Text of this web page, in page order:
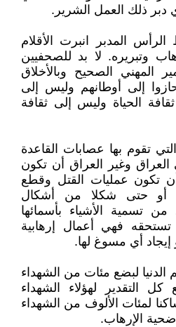
دبر ذلك العمل الشرير.
المدبر انبرت الأقلام
وتبريره. لا بد للصحفيين
المهني الصحيح وبالأخلاق
إلى أوطانهم وليس إلى
الحياة وليس إلى ثقافة
تقوم بها عصابات القاعدة
العراق وغير العراق أن تكون
أن تكون عمليات القتل وقطع
أو حتى شكلا من أشكال
من تسمية الأشياء بأسمائها
فهي أعمال إرهابية
إيجاد أي مسوغ لها.
الدنيا لبضع مئات من الشهداء
التقدير لهؤلاء الشهداء
لمئات الألوف من الشهداء
الإرهاب.